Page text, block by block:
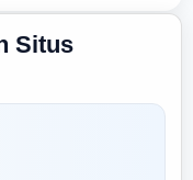
Situs